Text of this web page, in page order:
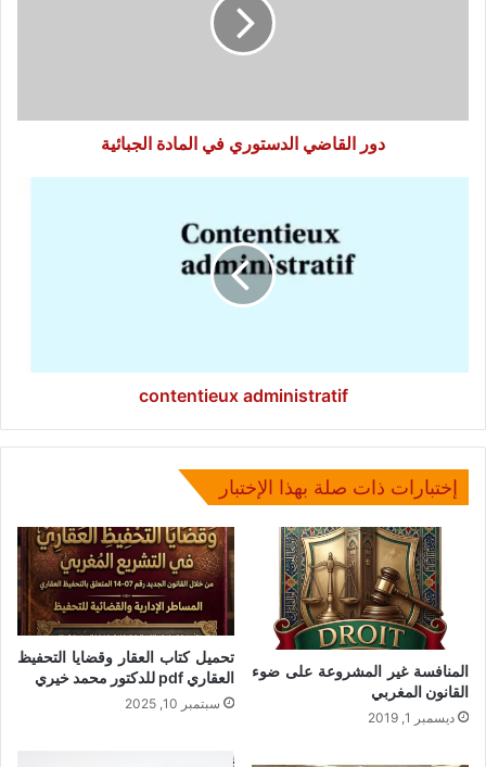
دور القاضي الدستوري في المادة الجبائية
contentieux administratif
إختبارات ذات صلة بهذا الإختبار
المنافسة غير المشروعة على ضوء
القانون المغربي
ديسمبر 1, 2019
تحميل كتاب العقار وقضايا التحفيظ
العقاري pdf للدكتور محمد خيري
سبتمبر 10, 2025